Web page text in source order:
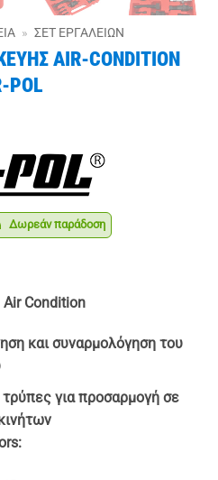
» ΣΕΤ ΕΡΓΑΛΕΊΩΝ
AIR-CONDITION
POL
Δωρεάν παράδοση
Air Condition
και συναρμολόγηση του
για προσαρμογή σε